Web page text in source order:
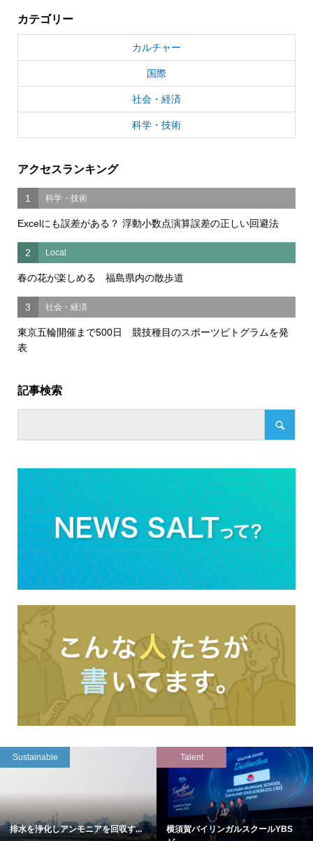
カテゴリー
カルチャー
国際
社会・経済
科学・技術
アクセスランキング
1 科学・技術
Excelにも誤差がある？ 浮動小数点演算誤差の正しい回避法
2 Local
春の花が楽しめる 福島県内の散歩道
3 社会・経済
東京五輪開催まで500日 競技種目のスポーツピトグラムを発
表
記事検索
Sustainable
排水を浄化しアンモニアを回収す...
Talent
横須賀バイリンガルスクールYBS